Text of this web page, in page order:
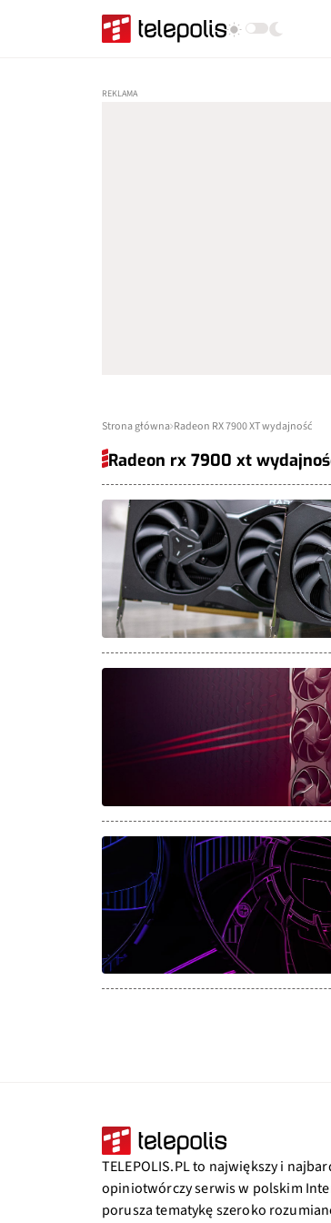
Strona główna Radeon RX 7900 XT wydajność
Radeon rx 7900 xt
TELEPOLIS.PL to największy i
opiniotwórczy serwis w polskim
porusza tematykę szeroko